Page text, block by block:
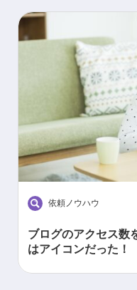
依頼ノウハウ
ブログのアクセス数
はアイコンだった！